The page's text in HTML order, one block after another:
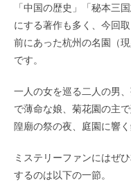
「中国の歴史」「秘本三
にする著作も多く、今回
前にあった杭州の名園（
です。
一人の女を巡る二人の男
で薄命な娘、菊花園の主
隍廟の祭の夜、庭園に響く
ミステリーファンにはぜ
するのは以下の一節。